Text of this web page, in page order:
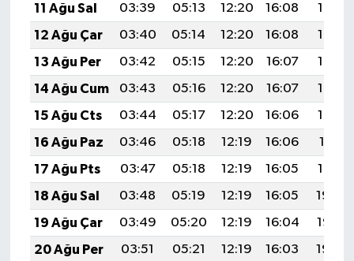
11 Ağu Sal
03:39 05:13 12:20 16:08
19:18
12 Ağu Çar
03:40 05:14 12:20 16:08
19:17
13 Ağu Per
03:42 05:15 12:20 16:07
19:15
14 Ağu Cum
03:43 05:16 12:20 16:07
19:14
15 Ağu Cts
03:44 05:17 12:20 16:06
19:13
16 Ağu Paz
03:46 05:18 12:19 16:06
19:11
17 Ağu Pts
03:47 05:18 12:19 16:05
19:10
18 Ağu Sal
03:48 05:19 12:19 16:05
19:09
19 Ağu Çar
03:49 05:20 12:19 16:04
19:07
20 Ağu Per
03:51 05:21 12:19 16:03
19:06